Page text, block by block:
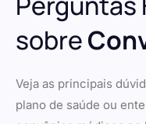
sobre
Veja as principais
plano de saúde ou